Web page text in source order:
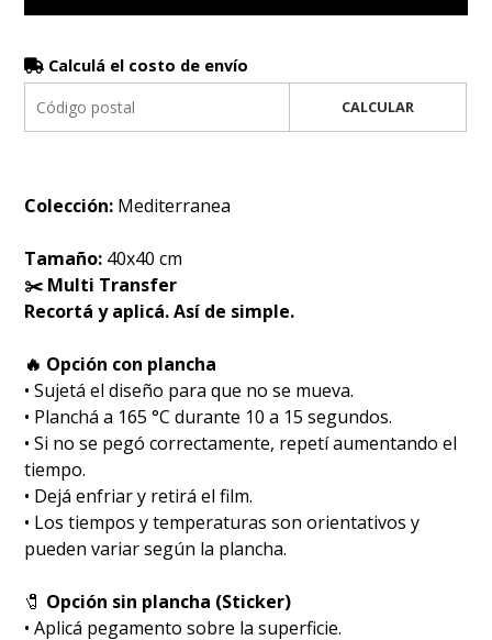
Calculá el costo de envío
CALCULAR
Colección: Mediterranea
Tamaño: 40x40 cm
✂️ Multi Transfer
Recortá y aplicá. Así de simple.
🔥 Opción con plancha
• Sujetá el diseño para que no se mueva.
• Planchá a 165 °C durante 10 a 15 segundos.
• Si no se pegó correctamente, repetí aumentando el
tiempo.
• Dejá enfriar y retirá el film.
• Los tiempos y temperaturas son orientativos y
pueden variar según la plancha.
🧷 Opción sin plancha (Sticker)
• Aplicá pegamento sobre la superficie.